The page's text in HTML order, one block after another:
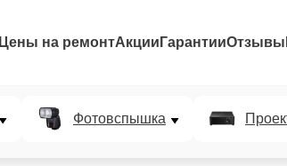
Цены на ремонтАкции ГарантииОтзывы
Фотовспышка